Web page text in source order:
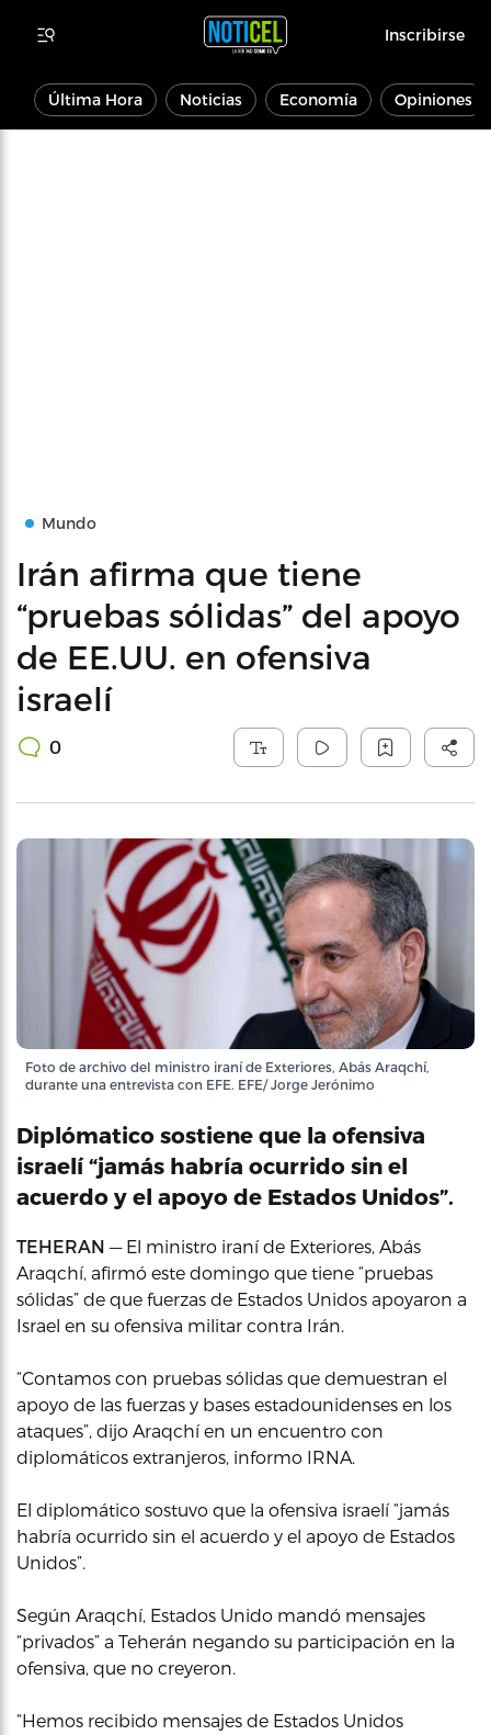
Inscribirse
Última Hora Noticias Economía Opiniones
Mundo
Irán afirma que tiene
“pruebas sólidas” del apoyo
de EE.UU. en ofensiva
israelí
0
Foto de archivo del ministro iraní de Exteriores, Abás Araqchí,
durante una entrevista con EFE. EFE/ Jorge Jerónimo
Diplómatico sostiene que la ofensiva
israelí “jamás habría ocurrido sin el
acuerdo y el apoyo de Estados Unidos”.
TEHERAN — El ministro iraní de Exteriores, Abás
Araqchí, afirmó este domingo que tiene “pruebas
sólidas” de que fuerzas de Estados Unidos apoyaron a
Israel en su ofensiva militar contra Irán.
“Contamos con pruebas sólidas que demuestran el
apoyo de las fuerzas y bases estadounidenses en los
ataques”, dijo Araqchí en un encuentro con
diplomáticos extranjeros, informo IRNA.
El diplomático sostuvo que la ofensiva israelí “jamás
habría ocurrido sin el acuerdo y el apoyo de Estados
Unidos”.
Según Araqchí, Estados Unido mandó mensajes
“privados” a Teherán negando su participación en la
ofensiva, que no creyeron.
“Hemos recibido mensajes de Estados Unidos